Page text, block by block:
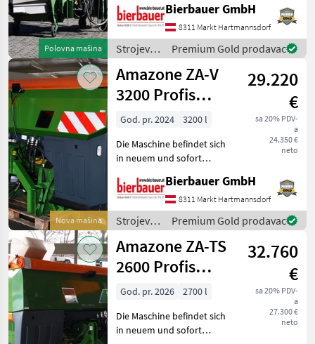
Polovna mašina
Zustand und kann nach
telefonischer Vereinbarung
gerne vor Ort besichtigt
und geprüft we
Bierbauer GmbH
8311 Markt Hartmannsdorf
Strojevi
za
đubrenje,
gnojenje i
navodnjavanje
/
Premium Gold prodavac
Nova mašina
Amazone ZA-V
3200 Profis
Hydro
29.220
€
sa 20% PDV-
a
24.350 €
neto
God. pr. 2024
3200 l
Die Maschine befindet sich
in neuem und sofort
und kann nach
telefonischer Vereinbarung
gerne vor Ort besichtigt
werden. Neumaschine sofo
Bierbauer GmbH
8311 Markt Hartmannsdorf
Strojevi
za
đubrenje,
gnojenje i
navodnjavanje
/
Premium Gold prodavac
Amazone ZA-TS
2600 Profis
Hydro
32.760
€
sa 20% PDV-
a
27.300 €
neto
God. pr. 2026
2700 l
Die Maschine befindet sich
in neuem und sofort